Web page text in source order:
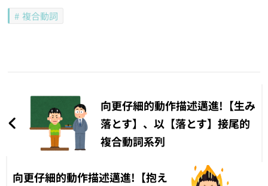
複合動詞
導
向更仔細的動作描述邁進!【生み
落とす】、以【落とす】接尾的
複合動詞系列
向更仔細的動作描述邁進!【抱え